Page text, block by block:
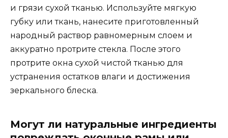
и грязи сухой тканью. Используйте мягкую
губку или ткань, нанесите приготовленный
народный раствор равномерным слоем и
аккуратно протрите стекла. После этого
протрите окна сухой чистой тканью для
устранения остатков влаги и достижения
зеркального блеска.
Могут ли натуральные ингредиенты